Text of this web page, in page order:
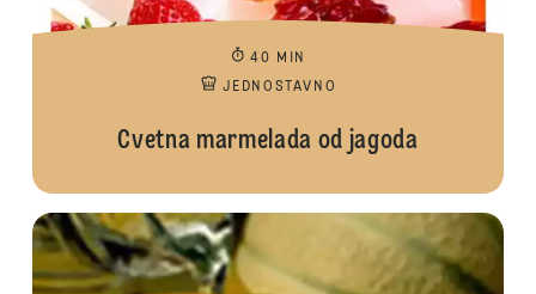
40 MIN
JEDNOSTAVNO
Cvetna marmelada od jagoda